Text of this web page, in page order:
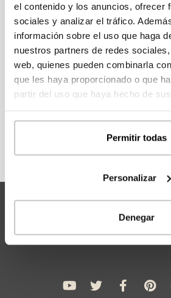
el contenido y los anuncios, ofrecer
sociales y analizar el tráfico.
información sobre el uso que haga
nuestros partners de redes
web, quienes pueden combinarla
que les haya proporcionado o que
partir del uso que haya hecho de
Permitir todas
Personalizar
Denegar
En nuestro Catálogo 111
modelos de casas para
acceder a la información y
modelos.